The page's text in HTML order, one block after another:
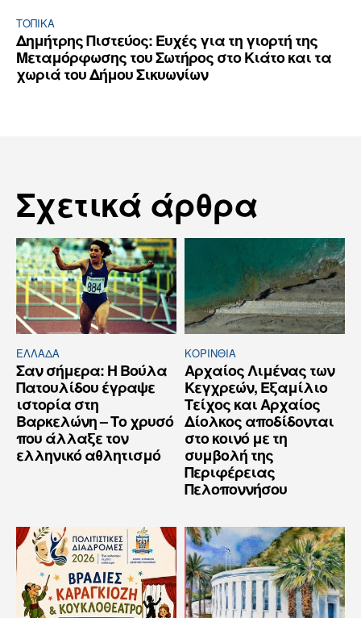
ΤΟΠΙΚΑ
Δημήτρης Πιστεύος: Ευχές για τη γιορτή της
Μεταμόρφωσης του Σωτήρος στο Κιάτο και τα
χωριά του Δήμου Σικυωνίων
Σχετικά άρθρα
ΕΛΛΆΔΑ
Σαν σήμερα: Η Βούλα
Πατουλίδου έγραψε
ιστορία στη
Βαρκελώνη – Το χρυσό
που άλλαξε τον
ελληνικό αθλητισμό
ΚΟΡΙΝΘΊΑ
Αρχαίος Λιμένας των
Κεγχρεών, Εξαμίλιο
Τείχος και Aρχαίος
Δίολκος αποδίδονται
στο κοινό με τη
συμβολή της
Περιφέρειας
Πελοποννήσου